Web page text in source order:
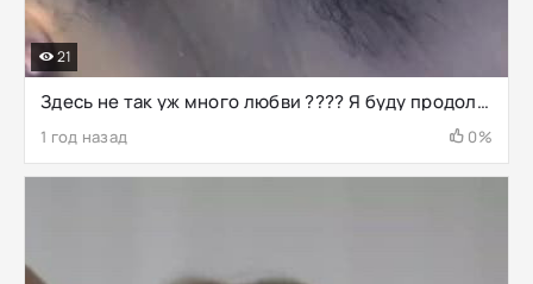
Здесь не так уж много любви ???? Я буду продолжать попытки ????
1 год назад 0%
21